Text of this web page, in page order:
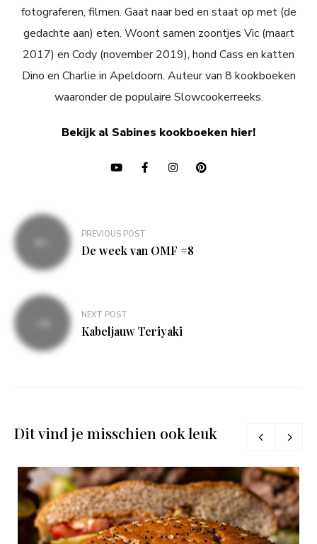
fotograferen, filmen. Gaat naar bed en staat op met (de
gedachte aan) eten. Woont samen zoontjes Vic (maart
2017) en Cody (november 2019), hond Cass en katten
Dino en Charlie in Apeldoorn. Auteur van 8 kookboeken
waaronder de populaire Slowcookerreeks.
Bekijk al Sabines kookboeken hier!
Bericht
navigatie
PREVIOUS POST
De week van OMF #8
NEXT POST
Kabeljauw Teriyaki
Dit vind je misschien ook leuk